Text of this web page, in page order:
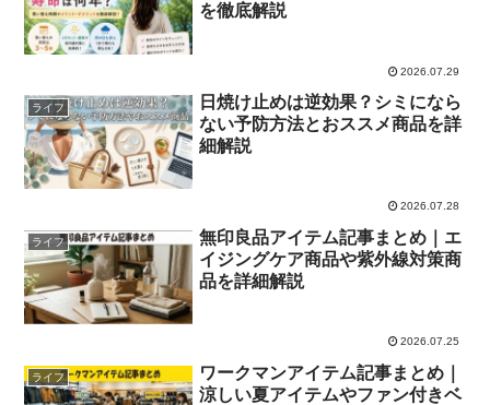
を徹底解説
2026.07.29
ライフ
日焼け止めは逆効果？シミになら
ない予防方法とおススメ商品を詳
細解説
2026.07.28
ライフ
無印良品アイテム記事まとめ｜エ
イジングケア商品や紫外線対策商
品を詳細解説
2026.07.25
ライフ
ワークマンアイテム記事まとめ｜
涼しい夏アイテムやファン付きベ